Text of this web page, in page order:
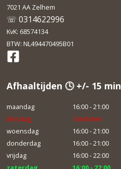
7021 AA Zelhem
☏ 0314622996
KvK: 68574134
BTW: NL494470495B01
Afhaaltijden 🕓 +/- 15 min
maandag
16:00 - 21:00
dinsdag
Gesloten
woensdag
16:00 - 21:00
donderdag
16:00 - 21:00
vrijdag
16:00 - 22:00